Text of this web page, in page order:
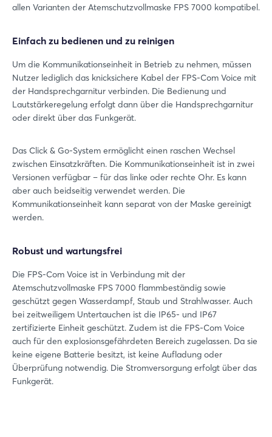
allen Varianten der Atemschutzvollmaske FPS 7000 kompatibel.
Einfach zu bedienen und zu reinigen
Um die Kommunikationseinheit in Betrieb zu nehmen, müssen
Nutzer lediglich das knicksichere Kabel der FPS-Com Voice mit
der Handsprechgarnitur verbinden. Die Bedienung und
Lautstärkeregelung erfolgt dann über die Handsprechgarnitur
oder direkt über das Funkgerät.
Das Click & Go-System ermöglicht einen raschen Wechsel
zwischen Einsatzkräften. Die Kommunikationseinheit ist in zwei
Versionen verfügbar – für das linke oder rechte Ohr. Es kann
aber auch beidseitig verwendet werden. Die
Kommunikationseinheit kann separat von der Maske gereinigt
werden.
Robust und wartungsfrei
Die FPS-Com Voice ist in Verbindung mit der
Atemschutzvollmaske FPS 7000 flammbeständig sowie
geschützt gegen Wasserdampf, Staub und Strahlwasser. Auch
bei zeitweiligem Untertauchen ist die IP65- und IP67
zertifizierte Einheit geschützt. Zudem ist die FPS-Com Voice
auch für den explosionsgefährdeten Bereich zugelassen. Da sie
keine eigene Batterie besitzt, ist keine Aufladung oder
Überprüfung notwendig. Die Stromversorgung erfolgt über das
Funkgerät.